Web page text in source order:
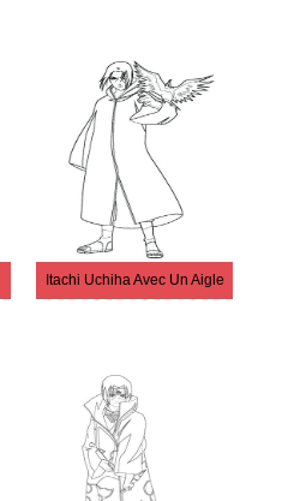
Itachi Uchiha Avec Un Aigle